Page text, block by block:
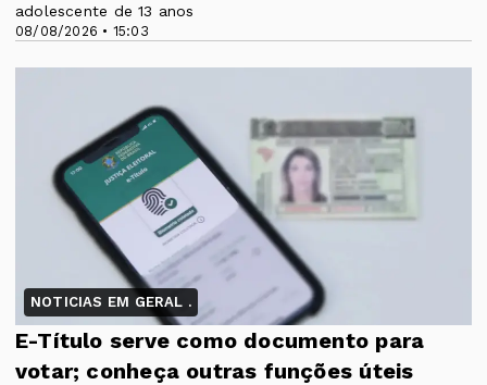
08/08/2026 • 15:03
adolescente de 13 anos
NOTICIAS EM GERAL .
E-Título serve como documento para
votar; conheça outras funções úteis